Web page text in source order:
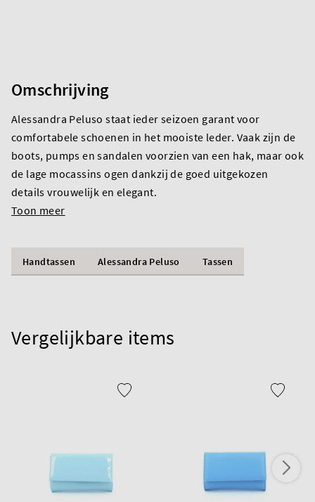
Omschrijving
Alessandra Peluso staat ieder seizoen garant voor
comfortabele schoenen in het mooiste leder. Vaak zijn de
boots, pumps en sandalen voorzien van een hak, maar ook
de lage mocassins ogen dankzij de goed uitgekozen
details vrouwelijk en elegant.
Toon meer
Handtassen Alessandra Peluso Tassen
Vergelijkbare items